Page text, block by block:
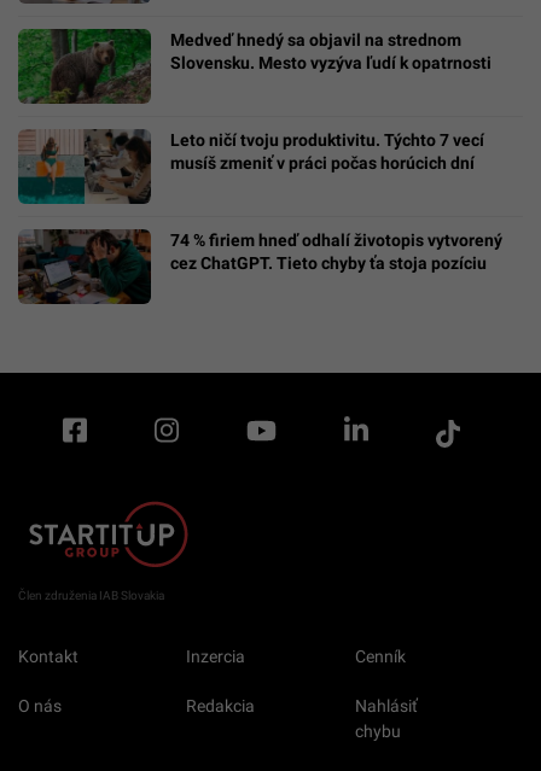
Medveď hnedý sa objavil na strednom
Slovensku. Mesto vyzýva ľudí k opatrnosti
Leto ničí tvoju produktivitu. Týchto 7 vecí
musíš zmeniť v práci počas horúcich dní
74 % firiem hneď odhalí životopis vytvorený
cez ChatGPT. Tieto chyby ťa stoja pozíciu
Člen združenia IAB Slovakia
Kontakt Inzercia Cenník
O nás Redakcia
Nahlásiť
chybu